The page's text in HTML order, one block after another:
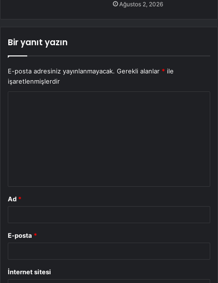
Ağustos 2, 2026
Bir yanıt yazın
E-posta adresiniz yayınlanmayacak. Gerekli alanlar * ile
işaretlenmişlerdir
Ad *
E-posta *
İnternet sitesi